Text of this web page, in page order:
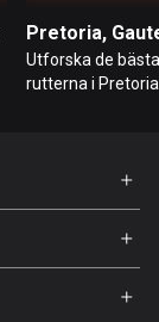
Pretoria,
Utforska de bästa
rutterna i Pretoria